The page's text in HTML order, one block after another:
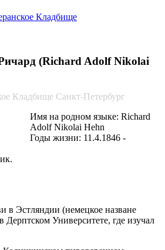
Кладбище
(Richard Adolf Nikolai
Кладбище Санкт-Петербург
Имя на родном языке: Richard
Adolf Nikolai Hehn
Годы жизни: 11.4.1846 -
в Эстляндии (немецкое назване
Дерптском Университете, где изучал